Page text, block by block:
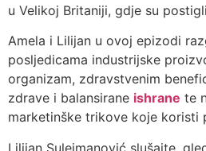
u Velikoj Britaniji, gdje su
Amela i Lilijan u ovoj epizodi
posljedicama industrijske
organizam, zdravstvenim
zdrave i balansirane ishrane te
marketinške trikove koje koristi
Lilijan Sulejmanović slušajte,